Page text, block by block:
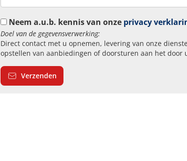
Neem a.u.b. kennis van onze privacy
Doel van de gegevensverwerking:
Direct contact met u opnemen, levering van onze
opstellen van aanbiedingen of doorsturen aan het door
Verzenden